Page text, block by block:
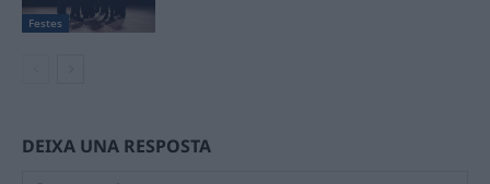
Festes
DEIXA UNA RESPOSTA